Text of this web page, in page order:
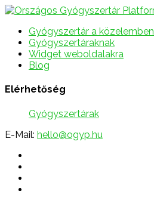
Gyógyszertár a közelemben
Gyógyszertáraknak
Widget weboldalakra
Blog
Elérhetőség
Gyógyszertárak
E-Mail: hello@ogyp.hu